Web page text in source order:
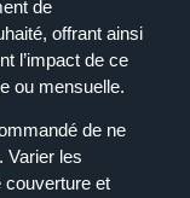
de
offrant ainsi
l’impact de ce
ou mensuelle.
de ne
Varier les
couverture et